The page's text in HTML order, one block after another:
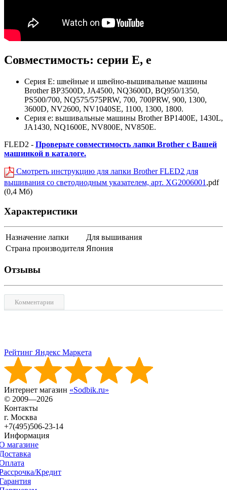
Совместимость: серии E, e
Серия E: швейные и швейно-вышивальные машины
Brother BP3500D, JA4500, NQ3600D, BQ950/1350,
PS500/700, NQ575/575PRW, 700, 700PRW, 900, 1300,
3600D, NV2600, NV1040SE, 1100, 1300, 1800.
Серия e: вышивальные машины Brother BP1400E, 1430L,
JA1430, NQ1600E, NV800E, NV850E.
FLED2 - Проверьте совместимость лапки Brother с Вашей
машинкой в каталоге.
Смотреть инструкцию для лапки Brother FLED2 для
вышивания со светодиодным указателем, арт. XG2006001 ,pdf
(0,4 Мб)
Характеристики
Назначение лапки
Для вышивания
Страна производителя Япония
Отзывы
Комментарии
Рейтинг Яндекс Маркета
Интернет магазин «Sodbik.ru»
© 2009—2026
Контакты
г. Москва
+7(495)506-23-14
Информация
магазине
Кредит